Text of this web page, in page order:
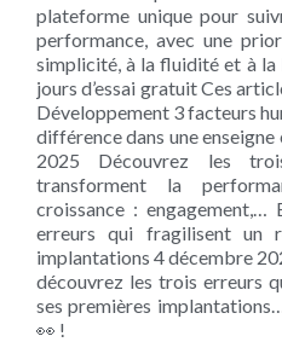
plateforme unique pour
performance, avec une
simplicité, à la fluidité et à
jours d’essai gratuit Ces
Développement 3 facteurs
différence dans une
2025 Découvrez les
transforment la
croissance : engagement,…
erreurs qui fragilisent un
implantations 4 décembre
découvrez les trois erreurs
ses premières
👀 !